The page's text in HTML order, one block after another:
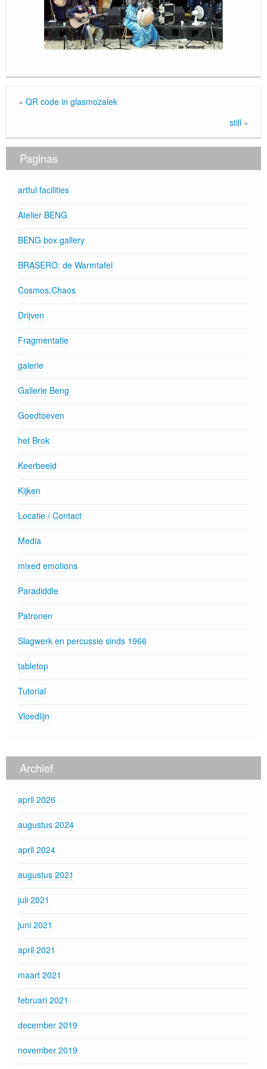
Locatie / Contact
« QR code in glasmozaiek
still »
Paginas
artful facilities
Atelier BENG
BENG box gallery
BRASERO: de Warmtafel
Cosmos,Chaos
Drijven
Fragmentatie
galerie
Gallerie Beng
Goedtoeven
het Brok
Keerbeeld
Kijken
Locatie / Contact
Media
mixed emotions
Paradiddle
Patronen
Slagwerk en percussie sinds 1966
tabletop
Tutorial
Vloedlijn
Archief
april 2026
augustus 2024
april 2024
augustus 2021
juli 2021
juni 2021
april 2021
maart 2021
februari 2021
december 2019
november 2019